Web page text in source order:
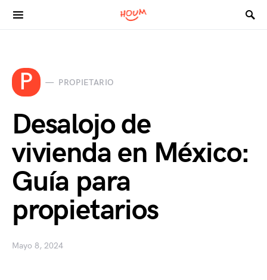
Search for:
P PROPIETARIO
Desalojo de
vivienda en México:
Guía para
propietarios
Mayo 8, 2024